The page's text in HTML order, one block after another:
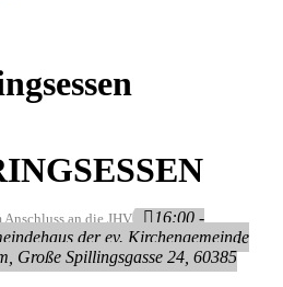
Anschluss an die JHV
16:00 -
der ev. Kirchengemeinde
, Große Spillingsgasse 24, 60385